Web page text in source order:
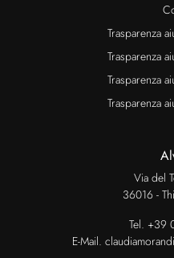
Trasparenza
Trasparenza
Trasparenza
Trasparenza
Via del
36016 -
Tel. +39
E-Mail.